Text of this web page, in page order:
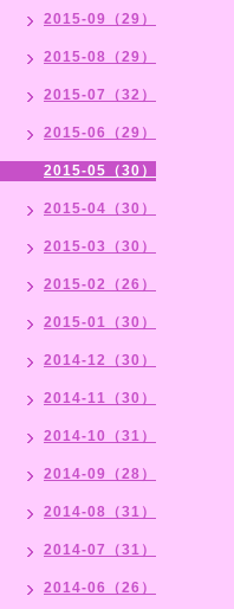
2015-09（29）
2015-08（29）
2015-07（32）
2015-06（29）
2015-05（30）
2015-04（30）
2015-03（30）
2015-02（26）
2015-01（30）
2014-12（30）
2014-11（30）
2014-10（31）
2014-09（28）
2014-08（31）
2014-07（31）
2014-06（26）